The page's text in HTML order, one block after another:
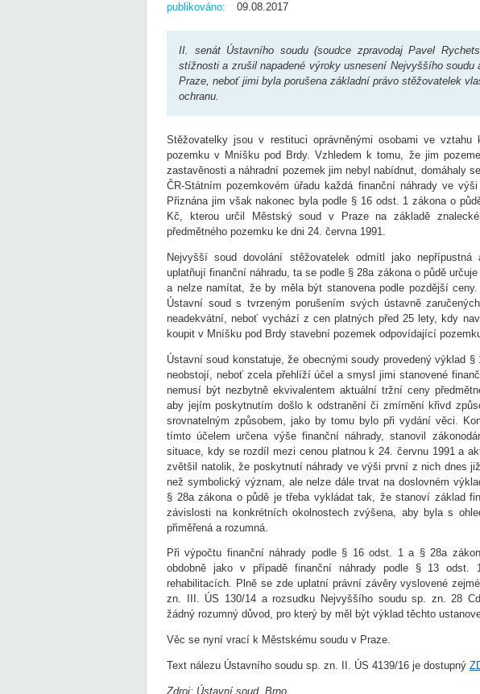
publikováno: 09.08.2017
II. senát Ústavního soudu (soudce zpravodaj Pavel
stížnosti a zrušil napadené výroky usnesení Nejvyššího soudu
Praze, neboť jimi byla porušena základní právo stěžovatelek
ochranu.
Stěžovatelky jsou v restituci oprávněnými osobami ve vztahu
pozemku v Mníšku pod Brdy. Vzhledem k tomu, že jim
zastavěnosti a náhradní pozemek jim nebyl nabídnut, domáhaly
ČR-Státním pozemkovém úřadu každá finanční náhrady ve
Přiznána jim však nakonec byla podle § 16 odst. 1 zákona o
Kč, kterou určil Městský soud v Praze na základě
předmětného pozemku ke dni 24. června 1991.
Nejvyšší soud dovolání stěžovatelek odmítl jako
uplatňují finanční náhradu, ta se podle § 28a zákona o půdě
a nelze namítat, že by měla být stanovena podle pozdější
Ústavní soud s tvrzeným porušením svých ústavně
neadekvátní, neboť vychází z cen platných před 25 lety, kdy
koupit v Mníšku pod Brdy stavební pozemek odpovídající
Ústavní soud konstatuje, že obecnými soudy provedený výklad
neobstojí, neboť zcela přehlíží účel a smysl jimi stanovené
nemusí být nezbytně ekvivalentem aktuální tržní ceny
aby jejím poskytnutím došlo k odstranění či zmírnění křivd
srovnatelným způsobem, jako by tomu bylo při vydání věci.
tímto účelem určena výše finanční náhrady, stanovil
situace, kdy se rozdíl mezi cenou platnou k 24. červnu 1991 a
zvětšil natolik, že poskytnutí náhrady ve výši první z nich dnes
než symbolický význam, ale nelze dále trvat na doslovném
§ 28a zákona o půdě je třeba vykládat tak, že stanoví základ
závislosti na konkrétních okolnostech zvýšena, aby byla s
přiměřená a rozumná.
Při výpočtu finanční náhrady podle § 16 odst. 1 a § 28a
obdobně jako v případě finanční náhrady podle § 13 odst.
rehabilitacích. Plně se zde uplatní právní závěry vyslovené
zn. III. ÚS 130/14 a rozsudku Nejvyššího soudu sp. zn. 28
žádný rozumný důvod, pro který by měl být výklad těchto
Věc se nyní vrací k Městskému soudu v Praze.
Text nálezu Ústavního soudu sp. zn. II. ÚS 4139/16 je dostupný
Zdroj: Ústavní soud, Brno